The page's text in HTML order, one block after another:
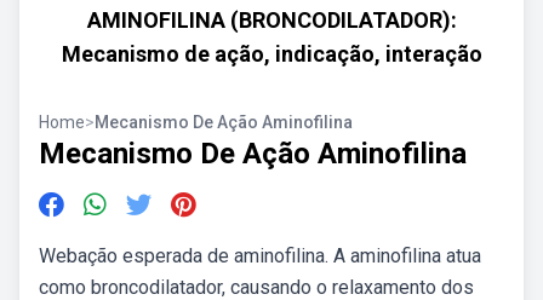
AMINOFILINA (BRONCODILATADOR):
Mecanismo de ação, indicação, interação
Home>Mecanismo De Ação Aminofilina
Mecanismo De Ação Aminofilina
Webação esperada de aminofilina. A aminofilina atua
como broncodilatador, causando o relaxamento dos